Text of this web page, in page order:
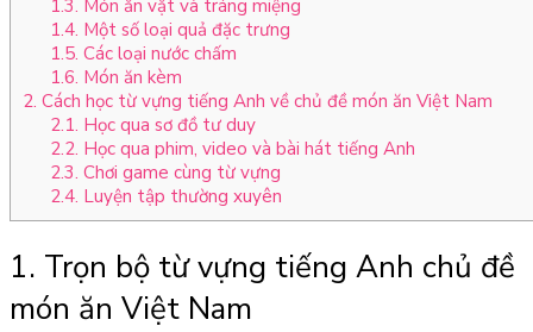
1.3. Món ăn vặt và tráng miệng
1.4. Một số loại quả đặc trưng
1.5. Các loại nước chấm
1.6. Món ăn kèm
2. Cách học từ vựng tiếng Anh về chủ đề món ăn Việt Nam
2.1. Học qua sơ đồ tư duy
2.2. Học qua phim, video và bài hát tiếng Anh
2.3. Chơi game cùng từ vựng
2.4. Luyện tập thường xuyên
1. Trọn bộ từ vựng tiếng Anh chủ đề
món ăn Việt Nam